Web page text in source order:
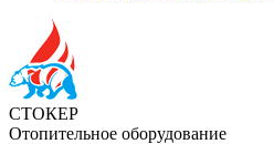
СТОКЕР
Отопительное оборудование